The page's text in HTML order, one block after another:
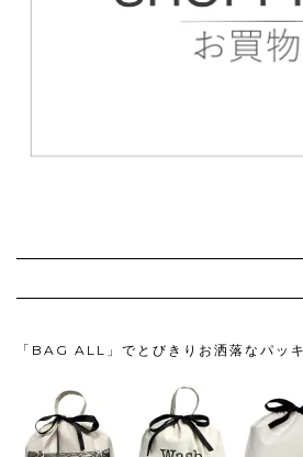
「BAG ALL」でとびきりお洒落なパッ